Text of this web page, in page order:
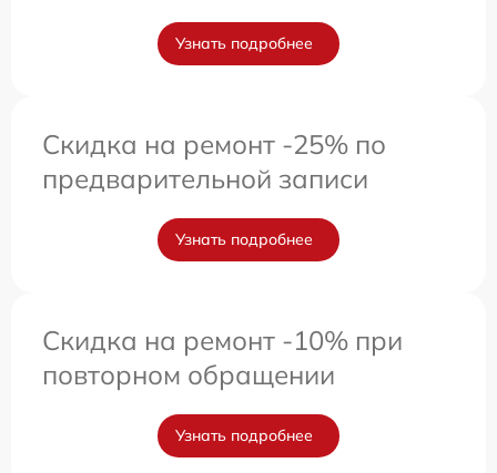
Узнать подробнее
Скидка на ремонт -25% по
предварительной записи
Узнать подробнее
Скидка на ремонт -10% при
повторном обращении
Узнать подробнее